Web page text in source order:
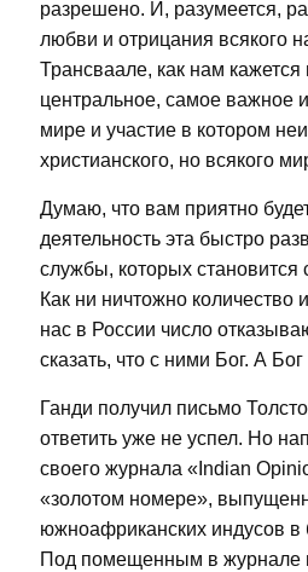
разрешено. И, разумеется,
любви и отрицания всякого
Трансваале, как нам
центральное, самое важное
мире и участие в котором
христианского, но всякого
Думаю, что вам приятно
деятельность эта быстро
службы, которых
Как ни ничтожно
нас в России число
сказать, что с ними Бог. А
Ганди получил письмо
ответить уже не успел. Но
своего журнала «Indian
«золотом номере»,
южноафриканских индусов в
Под помещенным в журнале